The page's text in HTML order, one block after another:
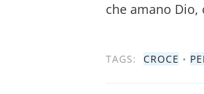
che amano
TAGS: CROCE •